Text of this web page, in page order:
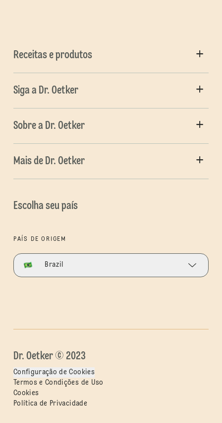
Receitas e produtos
Siga a Dr. Oetker
Sobre a Dr. Oetker
Mais de Dr. Oetker
Escolha seu país
PAÍS DE ORIGEM
Brazil
Dr. Oetker © 2023
Configuração de Cookies
Termos e Condições de Uso
Cookies
Política de Privacidade